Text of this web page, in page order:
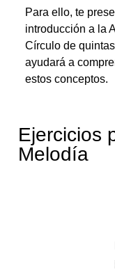
Para ello, te
introducción a la
Círculo de
ayudará a
estos conceptos.
Ejercicios
Melodía